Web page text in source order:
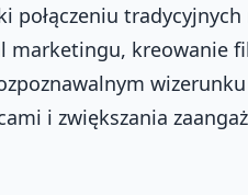
połączeniu
marketingu, kreowanie
i zwiększania